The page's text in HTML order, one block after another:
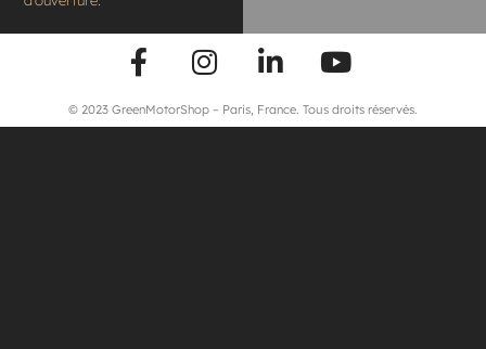
© 2023 GreenMotorShop – Paris, France. Tous droits réservés.